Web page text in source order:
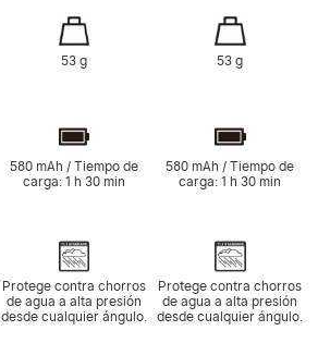
53 g 53 g
580 mAh / Tiempo de
carga: 1 h 30 min
580 mAh / Tiempo de
carga: 1 h 30 min
Protege contra chorros
de agua a alta presión
desde cualquier ángulo.
Protege contra chorros
de agua a alta presión
desde cualquier ángulo.